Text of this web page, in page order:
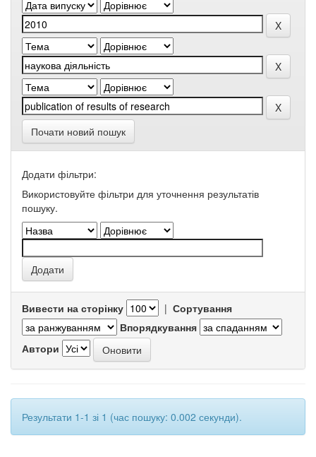
Почати новий пошук
Додати фільтри:
Використовуйте фільтри для уточнення результатів
пошуку.
Вивести на сторінку | Сортування
Впорядкування
Автори
Результати 1-1 зі 1 (час пошуку: 0.002 секунди).